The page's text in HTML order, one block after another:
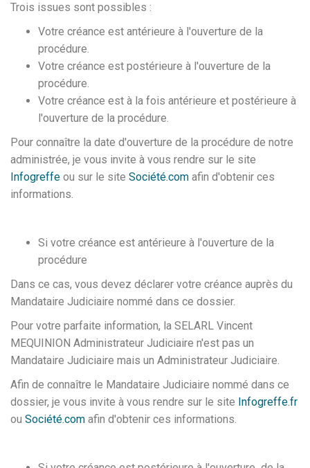
Trois issues sont possibles :
Votre créance est antérieure à l'ouverture de la
procédure.
Votre créance est postérieure à l'ouverture de la
procédure.
Votre créance est à la fois antérieure et postérieure à
l'ouverture de la procédure.
Pour connaître la date d'ouverture de la procédure de notre
administrée, je vous invite à vous rendre sur le site
Infogreffe ou sur le site Société.com afin d'obtenir ces
informations.
Si votre créance est antérieure à l'ouverture de la
procédure
Dans ce cas, vous devez déclarer votre créance auprès du
Mandataire Judiciaire nommé dans ce dossier.
Pour votre parfaite information, la SELARL Vincent
MEQUINION Administrateur Judiciaire n'est pas un
Mandataire Judiciaire mais un Administrateur Judiciaire.
Afin de connaître le Mandataire Judiciaire nommé dans ce
dossier, je vous invite à vous rendre sur le site Infogreffe.fr
ou Société.com afin d'obtenir ces informations.